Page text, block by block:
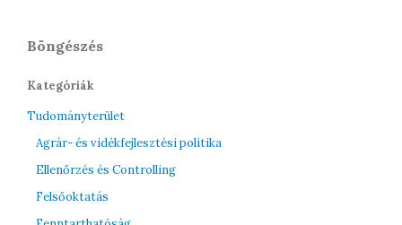
Böngészés
Kategóriák
Tudományterület
Agrár- és vidékfejlesztési politika
Ellenőrzés és Controlling
Felsőoktatás